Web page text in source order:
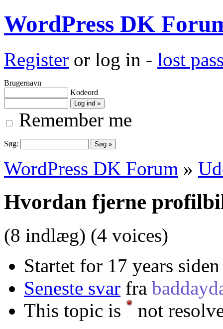
WordPress DK
Register or log in - lost
Brugernavn
Kodeord
Remember me
Søg:
WordPress DK Forum »
Hvordan fjerne
(8 indlæg) (4 voices)
Startet for 17 years
Seneste svar fra
This topic is
not